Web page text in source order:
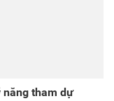
năng tham dự